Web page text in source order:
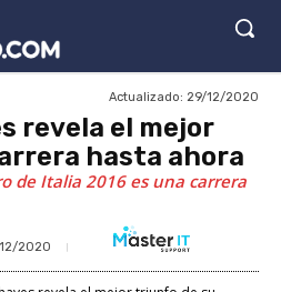
Actualizado: 29/12/2020
revela el mejor
hasta ahora
de Italia 2016 es una carrera
2020